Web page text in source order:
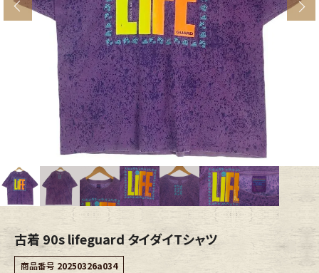
ブランドから探す スタッフコーディネート
年代から探す 古着卸DOCK
メンズ商品カテゴリーから探す
Outer
Bottoms Fafatt
レディース商品カテゴリーから探す
古着 90s lifeguard タイダイTシャツ
商品番号 20250326a034